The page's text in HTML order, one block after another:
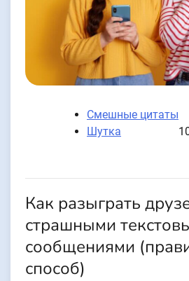
Смешные цитаты
Шутка
Как разыграть
страшными
сообщениями
способ)